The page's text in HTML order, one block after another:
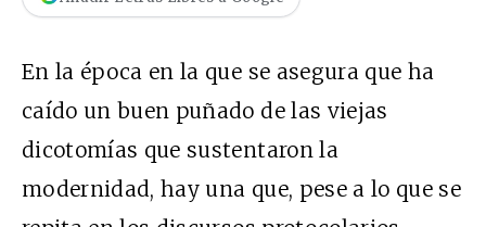
En la época en la que se asegura que ha
caído un buen puñado de las viejas
dicotomías que sustentaron la
modernidad, hay una que, pese a lo que se